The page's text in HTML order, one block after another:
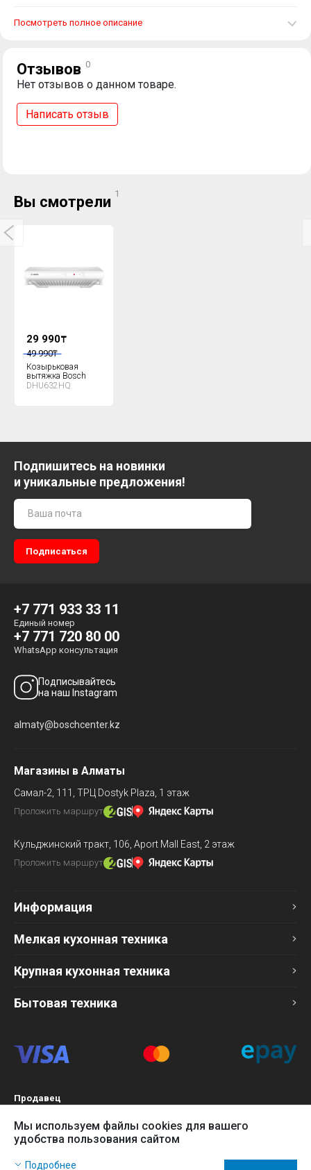
Посмотреть полное описание
Отзывов 0
Нет отзывов о данном товаре.
Написать отзыв
Вы смотрели 1
29 990₸
49 990₸
Козырьковая
вытяжка Bosch
DHU632HQ
Подпишитесь на новинки
и уникальные предложения!
+7 771 933 33 11
Единый номер
+7 771 720 80 00
WhatsApp консультация
Подписывайтесь
на наш Instagram
almaty@boschcenter.kz
Магазины в Алматы
Самал-2, 111, ТРЦ Dostyk Plaza, 1 этаж
Проложить маршрут
Кульджинский тракт, 106, Aport Mall East, 2 этаж
Проложить маршрут
Информация
Мелкая кухонная техника
Крупная кухонная техника
Бытовая техника
Продавец
БИН 120140015907
Более подробно см. раздел Оферта
Мы используем файлы cookies для вашего
удобства пользования сайтом
Наш сайт использует файлы cookies, чтобы Вы могли
Подробнее